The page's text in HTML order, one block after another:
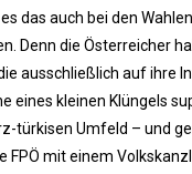
das auch bei den
Denn die Österreicher
ausschließlich auf ihre
eines kleinen Klüngels
türkisen Umfeld – und
FPÖ mit einem